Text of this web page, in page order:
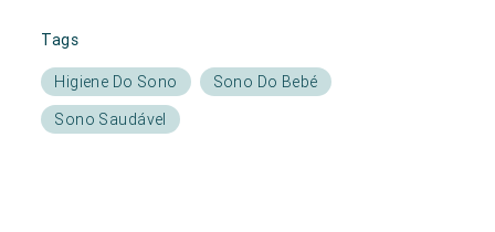
Tags
Higiene Do Sono
Sono Do Bebé
Sono Saudável